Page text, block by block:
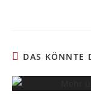
DAS KÖNNTE